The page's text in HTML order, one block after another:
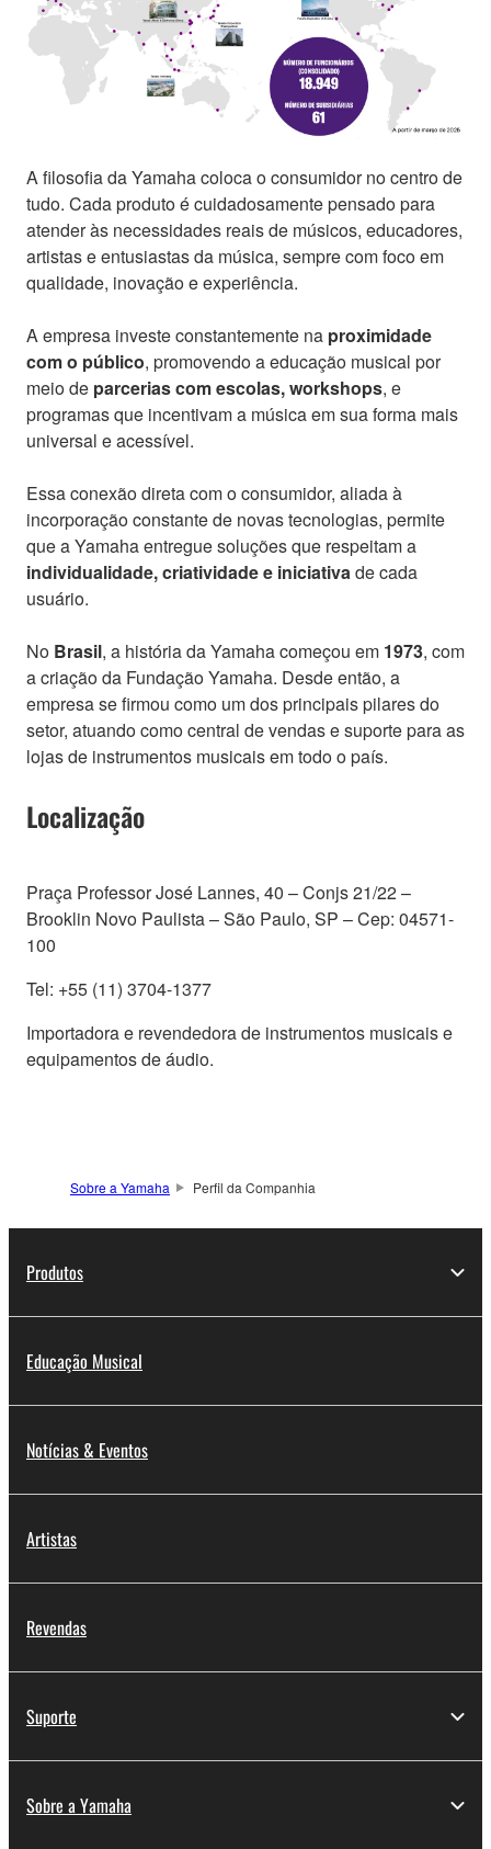
A filosofia da Yamaha coloca o consumidor no centro de
tudo. Cada produto é cuidadosamente pensado para
atender às necessidades reais de músicos, educadores,
artistas e entusiastas da música, sempre com foco em
qualidade, inovação e experiência.
A empresa investe constantemente na proximidade
com o público, promovendo a educação musical por
meio de parcerias com escolas, workshops, e
programas que incentivam a música em sua forma mais
universal e acessível.
Essa conexão direta com o consumidor, aliada à
incorporação constante de novas tecnologias, permite
que a Yamaha entregue soluções que respeitam a
individualidade, criatividade e iniciativade cada
usuário.
No Brasil, a história da Yamaha começou em 1973, com
a criação da Fundação Yamaha. Desde então, a
empresa se firmou como um dos principais pilares do
setor, atuando como central de vendas e suporte para as
lojas de instrumentos musicais em todo o país.
Localização
Praça Professor José Lannes, 40 – Conjs 21/22 –
Brooklin Novo Paulista – São Paulo, SP – Cep: 04571-
100
Tel: +55 (11) 3704-1377
Importadora e revendedora de instrumentos musicais e
equipamentos de áudio.
Sobre a Yamaha Perfil da Companhia
Produtos
Educação Musical
Notícias & Eventos
Artistas
Revendas
Suporte
Sobre a Yamaha